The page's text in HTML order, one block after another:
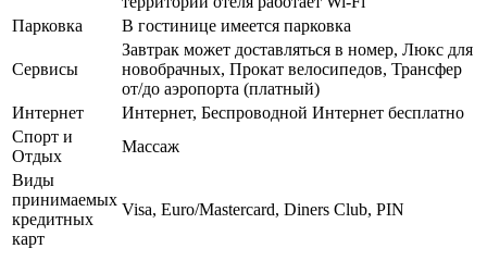
Парковка
В гостинице имеется парковка
Сервисы
Завтрак может доставляться в номер, Люкс для
новобрачных, Прокат велосипедов, Трансфер
от/до аэропорта (платный)
Интернет
Интернет, Беспроводной Интернет бесплатно
Спорт и
Отдых
Массаж
Виды
принимаемых
кредитных
карт
Visa, Euro/Mastercard, Diners Club, PIN